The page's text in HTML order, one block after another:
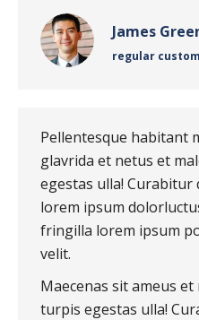
James
regular
Pellentesque habitant
glavrida et netus et
egestas ulla! Curabitur
lorem ipsum
fringilla lorem ipsum
velit.
Maecenas sit ameus
turpis egestas ulla!